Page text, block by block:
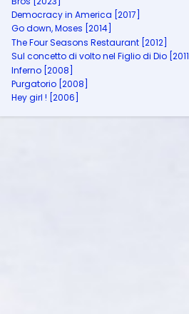
Democracy in America [2017]
Go down, Moses [2014]
The Four Seasons Restaurant [2012]
Sul concetto di volto nel Figlio di Dio [2011]
Inferno [2008]
Purgatorio [2008]
Hey girl ! [2006]